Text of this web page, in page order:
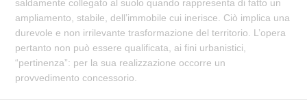
saldamente collegato al suolo quando rappresenta di fatto un
ampliamento, stabile, dell’immobile cui inerisce. Ciò implica una
durevole e non irrilevante trasformazione del territorio. L’opera
pertanto non può essere qualificata, ai fini urbanistici,
“pertinenza”: per la sua realizzazione occorre un
provvedimento concessorio.